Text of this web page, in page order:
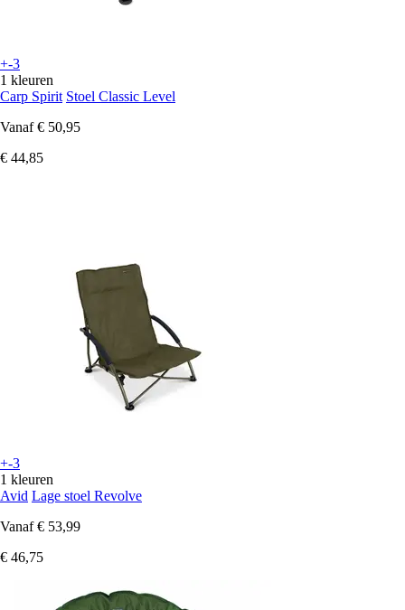
+-3
1 kleuren
Carp Spirit Stoel Classic Level
Vanaf € 50,95
€ 44,85
+-3
1 kleuren
Avid Lage stoel Revolve
Vanaf € 53,99
€ 46,75